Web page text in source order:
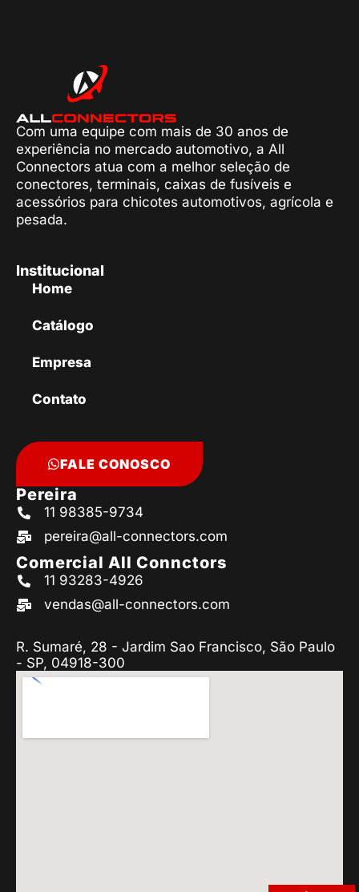
Com uma equipe com mais de 30 anos de
experiência no mercado automotivo, a All
Connectors atua com a melhor seleção de
conectores, terminais, caixas de fusíveis e
acessórios para chicotes automotivos, agrícola e
pesada.
Institucional
Home
Catálogo
Empresa
Contato
FALE CONOSCO
Pereira
11 98385-9734
pereira@all-connectors.com
Comercial All Connctors
11 93283-4926
vendas@all-connectors.com
R. Sumaré, 28 - Jardim Sao Francisco, São Paulo
- SP, 04918-300